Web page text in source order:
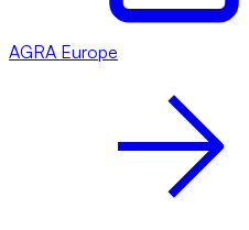
AGRA Europe